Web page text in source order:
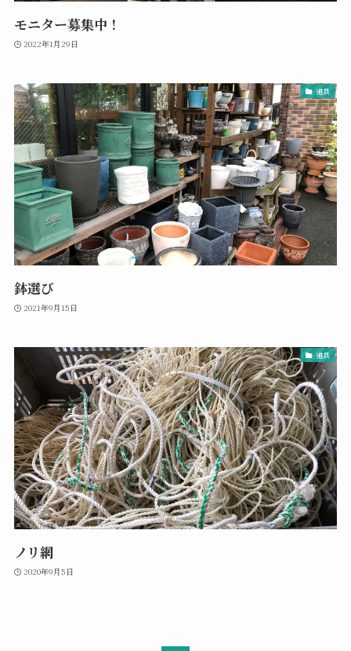
モニター募集中！
2022年1月29日
道具
鉢選び
2021年9月15日
道具
ノリ網
2020年9月5日